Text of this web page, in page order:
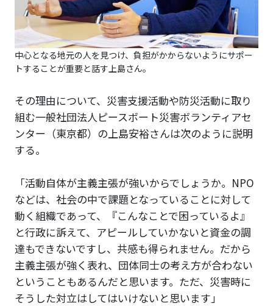
中心となる地元の人を見つけ、負担がかからないようにサポー
トすることが重要と話す上島さん。
その理由について、災害支援活動や防災活動に取り
組む一般社団法人ピースボート災害ボランティアセ
ンター（東京都）の上島安裕さんは次のように説明
する。
「活動自体が主義主張が強いからでしょうか。NPO
などは、社会の中で課題となっていることに対して
動く組織であって、『こんなことで困っているよ』
と行政に訴えて、アピールしていかないと資金の調
達もできないですし、共感も得られません。だから
主義主張が強く表れ、団体同士の考え方が合わない
ということもあるんだと思います。ただ、災害時に
そうした対立はしてはいけないと思います」